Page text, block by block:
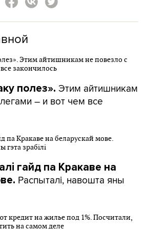
полез». Этим айтишникам
– и вот чем все
гайд па Кракаве на
Распыталі, навошта яны